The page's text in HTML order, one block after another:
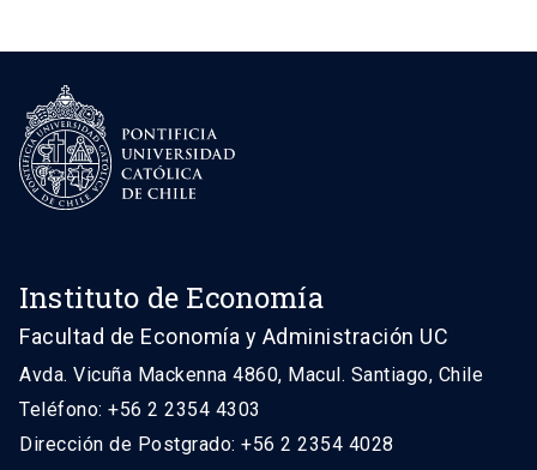
Instituto de Economía
Facultad de Economía y Administración UC
Avda. Vicuña Mackenna 4860, Macul. Santiago, Chile
Teléfono: +56 2 2354 4303
Dirección de Postgrado: +56 2 2354 4028